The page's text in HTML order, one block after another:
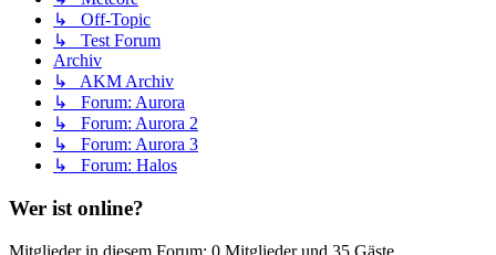
↳ Off-Topic
↳ Test Forum
Archiv
↳ AKM Archiv
↳ Forum: Aurora
↳ Forum: Aurora 2
↳ Forum: Aurora 3
↳ Forum: Halos
Wer ist online?
Mitglieder in diesem Forum: 0 Mitglieder und 35 Gäste